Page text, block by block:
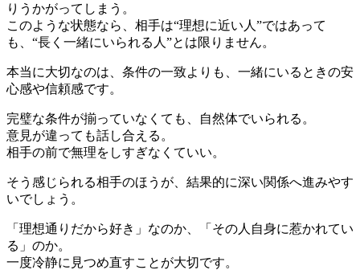
りうかがってしまう。
このような状態なら、相手は“理想に近い人”ではあって
も、“長く一緒にいられる人”とは限りません。
本当に大切なのは、条件の一致よりも、一緒にいるときの安
心感や信頼感です。
完璧な条件が揃っていなくても、自然体でいられる。
意見が違っても話し合える。
相手の前で無理をしすぎなくていい。
そう感じられる相手のほうが、結果的に深い関係へ進みやす
いでしょう。
「理想通りだから好き」なのか、「その人自身に惹かれてい
る」のか。
一度冷静に見つめ直すことが大切です。